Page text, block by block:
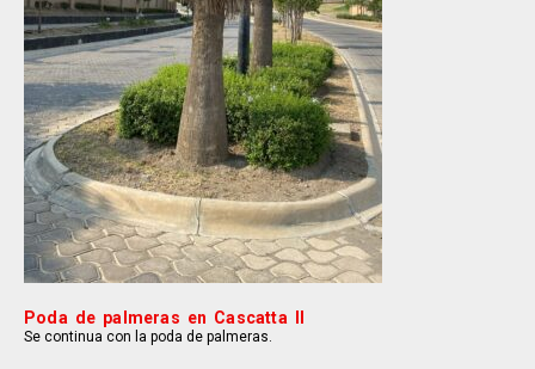
Poda de palmeras en Cascatta II
Se continua con la poda de palmeras.